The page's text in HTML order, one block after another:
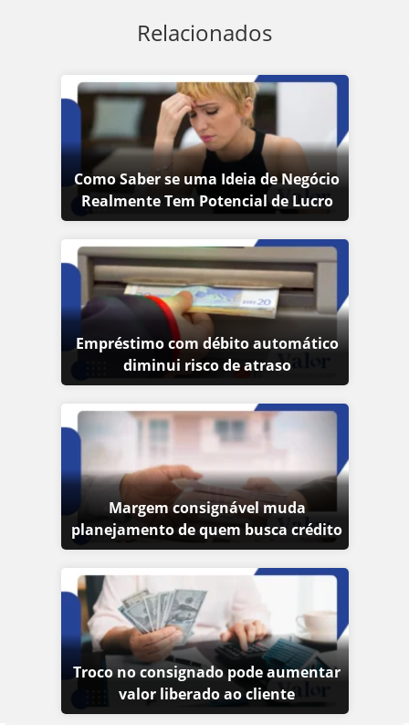
Relacionados
Como Saber se uma Ideia de Negócio
Realmente Tem Potencial de Lucro
Empréstimo com débito automático
diminui risco de atraso
Margem consignável muda
planejamento de quem busca crédito
Troco no consignado pode aumentar
valor liberado ao cliente